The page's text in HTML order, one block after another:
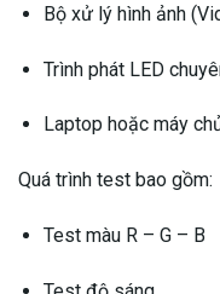
Bộ xử lý hình ảnh
Trình phát LED
Laptop hoặc máy
Quá trình test bao gồm:
Test màu R – G – B